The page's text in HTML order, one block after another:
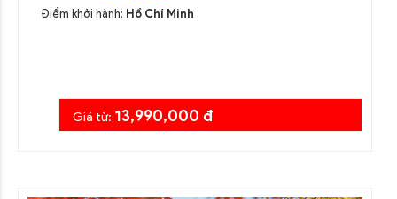
Điểm khởi hành: Hồ Chí Minh
Giá từ: 13,990,000 đ